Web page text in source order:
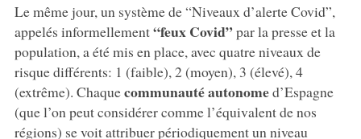
Le même jour, un système de “Niveaux d’alerte Covid”,
appelés informellement“feux Covid”par la presse et la
population, a été mis en place, avec quatre niveaux de
risque différents: 1 (faible), 2 (moyen), 3 (élevé), 4
(extrême). Chaquecommunauté autonomed’Espagne
(que l’on peut considérer comme l’équivalent de nos
régions) se voit attribuer périodiquement un niveau